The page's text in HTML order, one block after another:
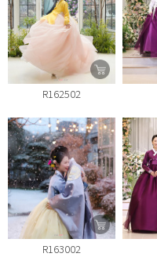
R162502
R163002